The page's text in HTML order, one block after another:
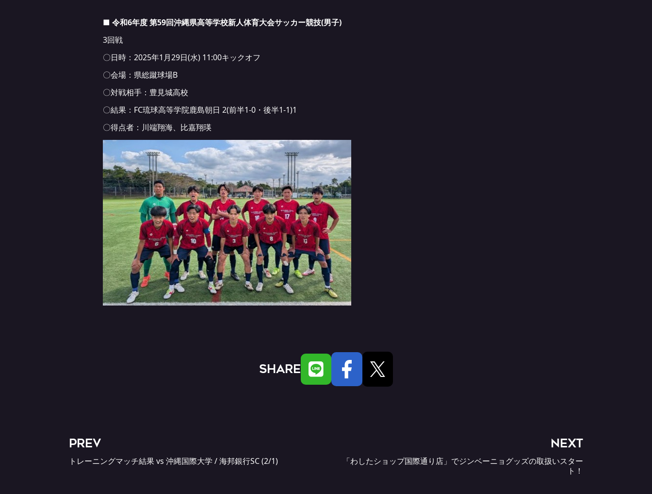
■ 令和6年度 第59回沖縄県高等学校新人体育大会サッカー競技(男子)
3回戦
〇日時：2025年1月29日(水) 11:00キックオフ
〇会場：県総蹴球場B
〇対戦相手：豊見城高校
〇結果：FC琉球高等学院鹿島朝日 2(前半1-0・後半1-1)1
〇得点者：川端翔海、比嘉翔瑛
SHARE
PREV
トレーニングマッチ結果 vs 沖縄国際大学 / 海邦銀行SC (2/1)
NEXT
「わしたショップ国際通り店」でジンベーニョグッズの取扱いスター
ト！